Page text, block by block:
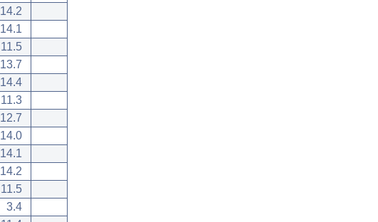
14.2
14.1
11.5
13.7
14.4
11.3
12.7
14.0
14.1
14.2
11.5
3.4